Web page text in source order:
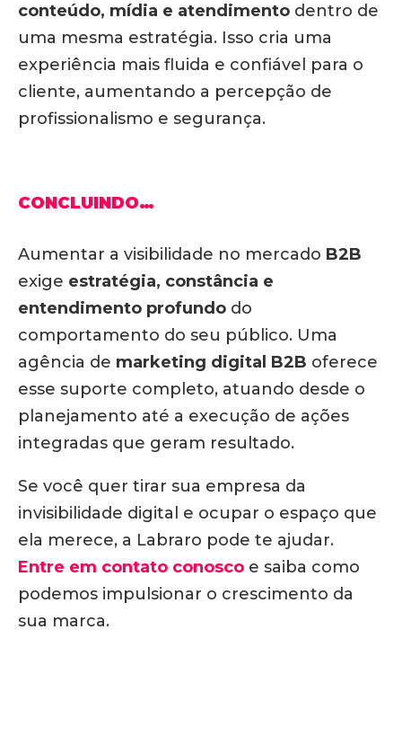
conteúdo, mídia e atendimento dentro de
uma mesma estratégia. Isso cria uma
experiência mais fluida e confiável para o
cliente, aumentando a percepção de
profissionalismo e segurança.
CONCLUINDO…
Aumentar a visibilidade no mercado B2B
exige estratégia, constância e
entendimento profundo do
comportamento do seu público. Uma
agência de marketing digital B2B oferece
esse suporte completo, atuando desde o
planejamento até a execução de ações
integradas que geram resultado.
Se você quer tirar sua empresa da
invisibilidade digital e ocupar o espaço que
ela merece, a Labraro pode te ajudar.
Entre em contato conosco e saiba como
podemos impulsionar o crescimento da
sua marca.